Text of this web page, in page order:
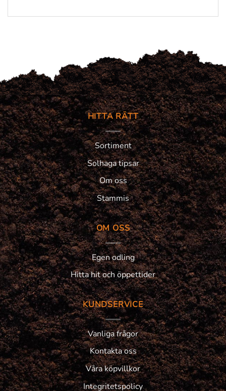
HITTA RÄTT
Sortiment
Solhaga tipsar
Om oss
Stammis
OM OSS
Egen odling
Hitta hit och öppettider
KUNDSERVICE
Vanliga frågor
Kontakta oss
Våra köpvillkor
Integritetspolicy